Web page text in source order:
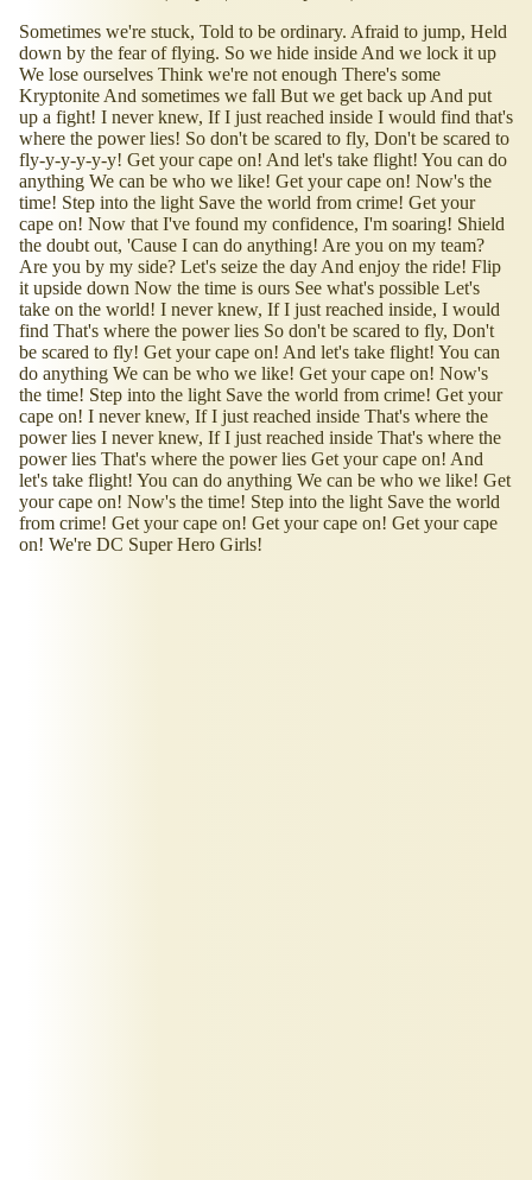
Sometimes we're stuck, Told to be ordinary. Afraid to jump, Held
down by the fear of flying. So we hide inside And we lock it up
We lose ourselves Think we're not enough There's some
Kryptonite And sometimes we fall But we get back up And put
up a fight! I never knew, If I just reached inside I would find that's
where the power lies! So don't be scared to fly, Don't be scared to
fly-y-y-y-y-y! Get your cape on! And let's take flight! You can do
anything We can be who we like! Get your cape on! Now's the
time! Step into the light Save the world from crime! Get your
cape on! Now that I've found my confidence, I'm soaring! Shield
the doubt out, 'Cause I can do anything! Are you on my team?
Are you by my side? Let's seize the day And enjoy the ride! Flip
it upside down Now the time is ours See what's possible Let's
take on the world! I never knew, If I just reached inside, I would
find That's where the power lies So don't be scared to fly, Don't
be scared to fly! Get your cape on! And let's take flight! You can
do anything We can be who we like! Get your cape on! Now's
the time! Step into the light Save the world from crime! Get your
cape on! I never knew, If I just reached inside That's where the
power lies I never knew, If I just reached inside That's where the
power lies That's where the power lies Get your cape on! And
let's take flight! You can do anything We can be who we like! Get
your cape on! Now's the time! Step into the light Save the world
from crime! Get your cape on! Get your cape on! Get your cape
on! We're DC Super Hero Girls!